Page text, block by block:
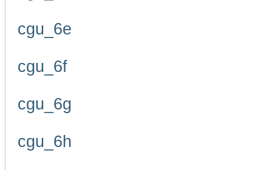
cgu_6e
cgu_6f
cgu_6g
cgu_6h